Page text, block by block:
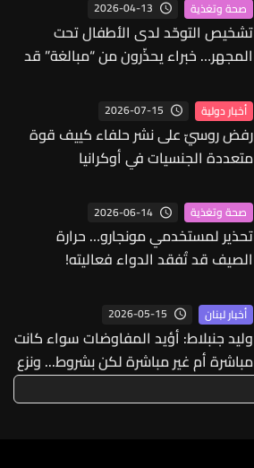
صحة وتغذية 2026-04-13
تشخيص التوحّد لدى الأطفال تحت
المجهر… خبراء يحذّرون من “مبالغة” قد
أخبار دولية 2026-07-15
رفض روسيّ على نشر حلفاء كييف قوة
متعددة الجنسيات في أوكرانيا
صحة وتغذية 2026-06-14
تحذير لمستخدمي مونجارو… حرارة
الصيف قد تُفقد الدواء فعاليته!
أخبار لبنان 2026-05-15
وليد جنبلاط: أؤيد المفاوضات سواء كانت
مباشرة أم غير مباشرة لكن بشروط... ونزع
سلاح "حزب الله" بالقوة مستحيل